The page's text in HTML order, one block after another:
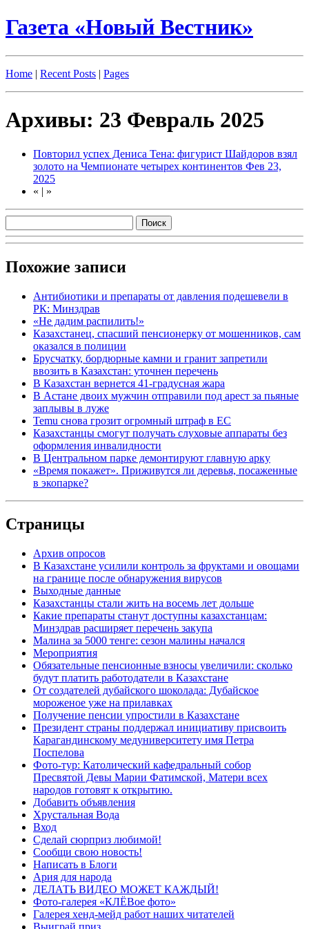
Газета «Новый Вестник»
Home | Recent Posts | Pages
Архивы: 23 Февраль 2025
Повторил успех Дениса Тена: фигурист Шайдоров взял
золото на Чемпионате четырех континентов Фев 23,
2025
« | »
Похожие записи
Антибиотики и препараты от давления подешевели в
РК: Минздрав
«Не дадим распилить!»
Казахстанец, спасший пенсионерку от мошенников, сам
оказался в полиции
Брусчатку, бордюрные камни и гранит запретили
ввозить в Казахстан: уточнен перечень
В Казахстан вернется 41-градусная жара
В Астане двоих мужчин отправили под арест за пьяные
заплывы в луже
Temu снова грозит огромный штраф в ЕС
Казахстанцы смогут получать слуховые аппараты без
оформления инвалидности
В Центральном парке демонтируют главную арку
«Время покажет». Приживутся ли деревья, посаженные
в экопарке?
Страницы
Архив опросов
В Казахстане усилили контроль за фруктами и овощами
на границе после обнаружения вирусов
Выходные данные
Казахстанцы стали жить на восемь лет дольше
Какие препараты станут доступны казахстанцам:
Минздрав расширяет перечень закупа
Малина за 5000 тенге: сезон малины начался
Мероприятия
Обязательные пенсионные взносы увеличили: сколько
будут платить работодатели в Казахстане
От создателей дубайского шоколада: Дубайское
мороженое уже на прилавках
Получение пенсии упростили в Казахстане
Президент страны поддержал инициативу присвоить
Карагандинскому медуниверситету имя Петра
Поспелова
Фото-тур: Католический кафедральный собор
Пресвятой Девы Марии Фатимской, Матери всех
народов готовят к открытию.
Добавить объявления
Хрустальная Вода
Вход
Сделай сюрприз любимой!
Сообщи свою новость!
Написать в Блоги
Ария для народа
ДЕЛАТЬ ВИДЕО МОЖЕТ КАЖДЫЙ!
Фото-галерея «КЛЁВое фото»
Галерея хенд-мейд работ наших читателей